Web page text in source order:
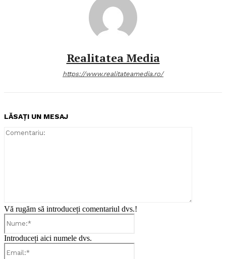
Realitatea Media
https://www.realitateamedia.ro/
LĂSAȚI UN MESAJ
Vă rugăm să introduceți comentariul dvs.!
Introduceți aici numele dvs.